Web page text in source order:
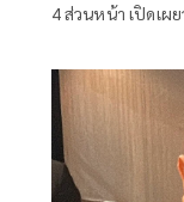
4 ส่วนหน้า เปิดเผ
อาแว อดีตผู้ช่วย